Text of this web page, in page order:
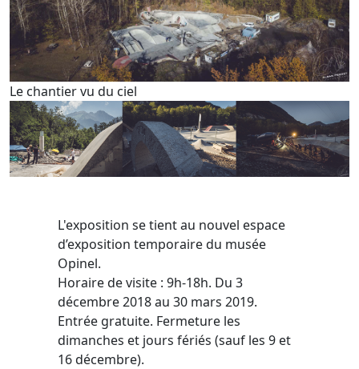
Le chantier vu du ciel
L'exposition se tient au nouvel espace
d’exposition temporaire du musée
Opinel.
Horaire de visite : 9h-18h. Du 3
décembre 2018 au 30 mars 2019.
Entrée gratuite. Fermeture les
dimanches et jours fériés (sauf les 9 et
16 décembre).